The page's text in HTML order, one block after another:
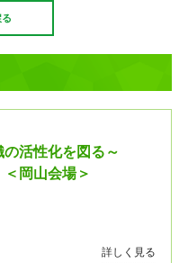
活性化を図る～
岡山会場＞
詳しく見る